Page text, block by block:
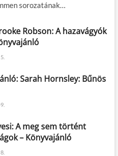
sorozatának…
Robson: A hazavágyók
Sarah Hornsley: Bűnös
A meg sem történt
– Könyvajánló